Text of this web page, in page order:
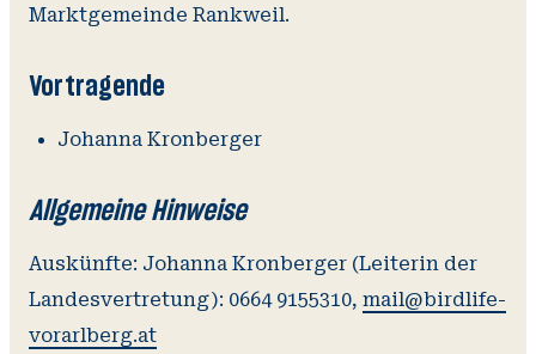
Marktgemeinde Rankweil.
Vortragende
Johanna Kronberger
Allgemeine Hinweise
Auskünfte: Johanna Kronberger (Leiterin der
Landesvertretung): 0664 9155310, mail@birdlife-
vorarlberg.at